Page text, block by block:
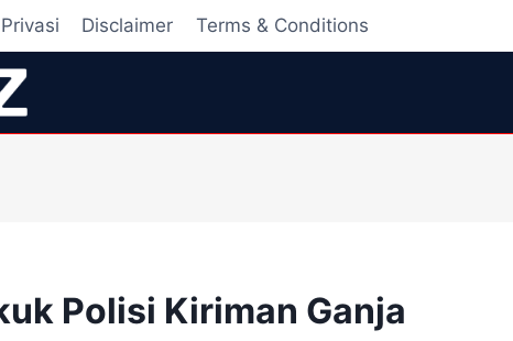
Disclaimer Terms & Conditions
Polisi Kiriman Ganja